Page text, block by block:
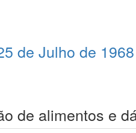
de Julho de 1968
de alimentos e